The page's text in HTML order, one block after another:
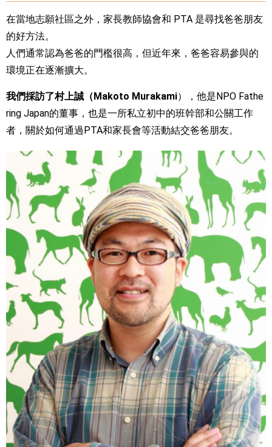
在當地志願社區之外，家長教師協會和 PTA 是尋找爸爸朋友
的好方法。
人們通常認為爸爸的門檻很高，但近年來，爸爸容易參與的
環境正在逐漸擴大。
我們採訪了村上誠（Makoto Murakami），他是NPO Fathe
ring Japan的董事，也是一所私立初中的班幹部和公關工作
者，關於如何通過PTA和家長會等活動結交爸爸朋友。